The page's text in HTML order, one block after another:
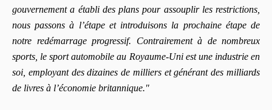
gouvernement a établi des plans pour assouplir les restrictions,
nous passons à l’étape et introduisons la prochaine étape de
notre redémarrage progressif. Contrairement à de nombreux
sports, le sport automobile au Royaume-Uni est une industrie en
soi, employant des dizaines de milliers et générant des milliards
de livres à l’économie britannique."